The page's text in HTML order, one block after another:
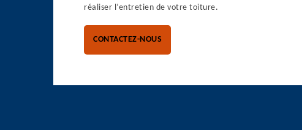
réaliser l’entretien de votre toiture.
CONTACTEZ-NOUS